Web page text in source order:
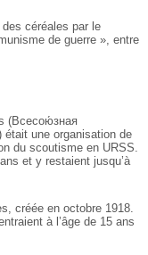
céréales par le
de guerre », entre
(Всесою́зная
était une organisation de
du scoutisme en URSS.
et y restaient jusqu’à
créée en octobre 1918.
à l’âge de 15 ans